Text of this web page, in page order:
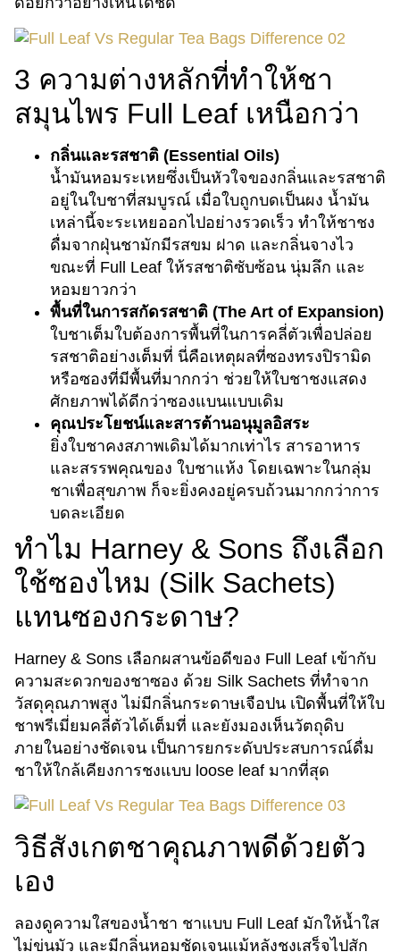
3 ความต่างหลักที่ทำให้ชา
สมุนไพร Full Leaf เหนือกว่า
กลิ่นและรสชาติ (Essential Oils)
น้ำมันหอมระเหยซึ่งเป็นหัวใจของกลิ่นและรสชาติ
อยู่ในใบชาที่สมบูรณ์ เมื่อใบถูกบดเป็นผง น้ำมัน
เหล่านี้จะระเหยออกไปอย่างรวดเร็ว ทำให้ชาชง
ดื่มจากฝุ่นชามักมีรสขม ฝาด และกลิ่นจางไว
ขณะที่ Full Leaf ให้รสชาติซับซ้อน นุ่มลึก และ
หอมยาวกว่า
พื้นที่ในการสกัดรสชาติ (The Art of Expansion)
ใบชาเต็มใบต้องการพื้นที่ในการคลี่ตัวเพื่อปล่อย
รสชาติอย่างเต็มที่ นี่คือเหตุผลที่ซองทรงปิรามิด
หรือซองที่มีพื้นที่มากกว่า ช่วยให้ใบชาชงแสดง
ศักยภาพได้ดีกว่าซองแบนแบบเดิม
คุณประโยชน์และสารต้านอนุมูลอิสระ
ยิ่งใบชาคงสภาพเดิมได้มากเท่าไร สารอาหาร
และสรรพคุณของ ใบชาแห้ง โดยเฉพาะในกลุ่ม
ชาเพื่อสุขภาพ ก็จะยิ่งคงอยู่ครบถ้วนมากกว่าการ
บดละเอียด
ทำไม Harney & Sons ถึงเลือก
ใช้ซองไหม (Silk Sachets)
แทนซองกระดาษ?
Harney & Sons เลือกผสานข้อดีของ Full Leaf เข้ากับ
ความสะดวกของชาซอง ด้วย Silk Sachets ที่ทำจาก
วัสดุคุณภาพสูง ไม่มีกลิ่นกระดาษเจือปน เปิดพื้นที่ให้ใบ
ชาพรีเมี่ยมคลี่ตัวได้เต็มที่ และยังมองเห็นวัตถุดิบ
ภายในอย่างชัดเจน เป็นการยกระดับประสบการณ์ดื่ม
ชาให้ใกล้เคียงการชงแบบ loose leaf มากที่สุด
วิธีสังเกตชาคุณภาพดีด้วยตัว
เอง
ลองดูความใสของน้ำชา ชาแบบ Full Leaf มักให้น้ำใส
ไม่ขุ่นมัว และมีกลิ่นหอมชัดเจนแม้หลังชงเสร็จไปสัก